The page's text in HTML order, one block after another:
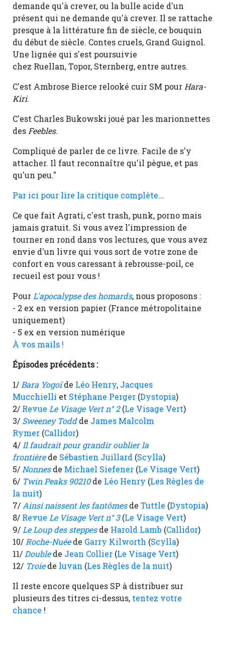
demande qu'à crever, ou la bulle acide d'un
présent qui ne demande qu'à crever. Il se rattache
presque à la littérature fin de siècle, ce bouquin
du début de siècle. Contes cruels, Grand Guignol.
Une lignée qui s'est poursuivie
chez Ruellan, Topor, Sternberg, entre autres.
C'est Ambrose Bierce relooké cuir SM pourHara-
Kiri.
C'est Charles Bukowski joué par les marionnettes
desFeebles.
Compliqué de parler de ce livre. Facile de s'y
attacher. Il faut reconnaître qu'il pègue, et pas
qu'un peu."
Par ici pour lire la critique complète...
Ce que fait Agrati, c'est trash, punk, porno mais
jamais gratuit. Si vous avez l'impression de
tourner en rond dans vos lectures, que vous avez
envie d'un livre qui vous sort de votre zone de
confort en vous caressant à rebrousse-poil, ce
recueil est pour vous !
PourL'apocalypse des homards, nous proposons :
- 2 ex en version papier (France métropolitaine
uniquement)
- 5 ex en version numérique
À vos mails !
Épisodes précédents :
1/Bara Yogoïde Léo Henry, Jacques
Mucchielli et Stéphane Perger (Dystopia)
2/ Revue Le Visage Vert n° 2(Le Visage Vert)
3/ Sweeney Toddde James Malcolm
Rymer (Callidor)
4/Il faudrait pour grandir oublier la
frontièrede Sébastien Juillard (Scylla)
5/Nonnesde Michael Siefener (Le Visage Vert)
6/ Twin Peaks 90210 de Léo Henry (Les Règles de
la nuit)
7/Ainsi naissent les fantômes de Tuttle (Dystopia)
8/ Revue Le Visage Vert n° 3(Le Visage Vert)
9/Le Loup des steppesde Harold Lamb (Callidor)
10/Roche-Nuéede Garry Kilworth (Scylla)
11/Double de Jean Collier (Le Visage Vert)
12/ Troiede luvan (Les Règles de la nuit)
Il reste encore quelques SP à distribuer sur
plusieurs des titres ci-dessus, tentez votre
chance !